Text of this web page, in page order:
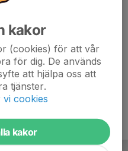
kakor
(cookies) för att vår
för dig. De används
att hjälpa oss att
tjänster.
vi cookies
kakor